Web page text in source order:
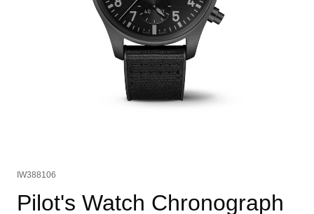
IW388106
Pilot's Watch Chronograph